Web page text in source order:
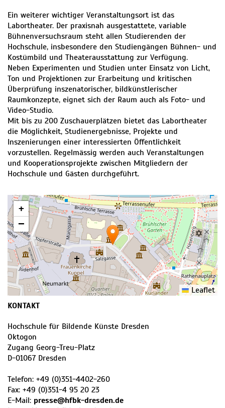
Ein weiterer wichtiger Veranstaltungsort ist das
Labortheater. Der praxisnah ausgestattete, variable
Bühnenversuchsraum steht allen Studierenden der
Hochschule, insbesondere den Studiengängen Bühnen- und
Kostümbild und Theaterausstattung zur Verfügung.
Neben Experimenten und Studien unter Einsatz von Licht,
Ton und Projektionen zur Erarbeitung und kritischen
Überprüfung inszenatorischer, bildkünstlerischer
Raumkonzepte, eignet sich der Raum auch als Foto- und
Video-Studio.
Mit bis zu 200 Zuschauerplätzen bietet das Labortheater
die Möglichkeit, Studienergebnisse, Projekte und
Inszenierungen einer interessierten Öffentlichkeit
vorzustellen. Regelmässig werden auch Veranstaltungen
und Kooperationsprojekte zwischen Mitgliedern der
Hochschule und Gästen durchgeführt.
+
−
Leaflet
KONTAKT
Hochschule für Bildende Künste Dresden
Oktogon
Zugang Georg-Treu-Platz
D-01067 Dresden
Telefon: +49 (0)351-4402-260
Fax: +49 (0)351-4 95 20 23
E-Mail: presse@hfbk-dresden.de